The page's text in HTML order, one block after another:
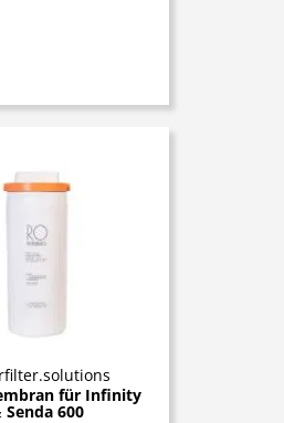
für Infinity
Senda 600